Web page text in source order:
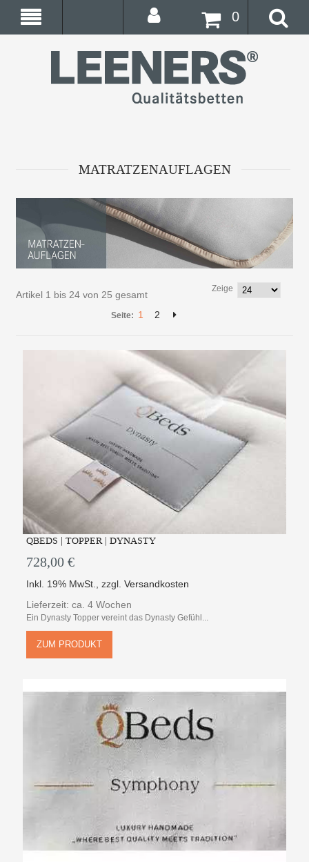
0
MATRATZENAUFLAGEN
Artikel 1 bis 24 von 25 gesamt
Zeige
Seite: 1 2
QBEDS | TOPPER | DYNASTY
728,00 €
Inkl. 19% MwSt. ,zzgl.Versandkosten
Lieferzeit: ca. 4 Wochen
Ein Dynasty Topper vereint das Dynasty Gefühl...
ZUM PRODUKT